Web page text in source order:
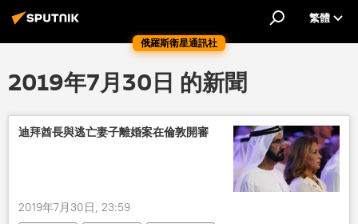
俄羅斯衛星通訊社
繁體
2019年7月30日 的新聞
迪拜酋長與逃亡妻子離婚案在倫敦開審
2019年7月30日, 23:59